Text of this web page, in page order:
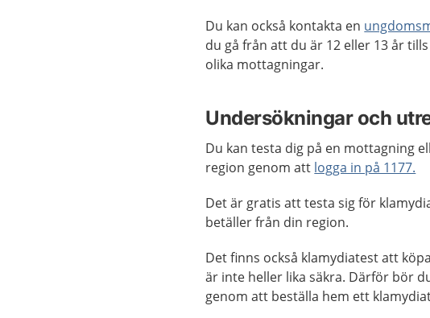
Du kan också kontakta en
du gå från att du är 12 eller 13 år
olika mottagningar.
Undersökningar och
Du kan testa dig på en mottagning
region genom att logga in på 1177.
Det är gratis att testa sig för
betäller från din region.
Det finns också klamydiatest att
är inte heller lika säkra. Därför bör
genom att beställa hem ett